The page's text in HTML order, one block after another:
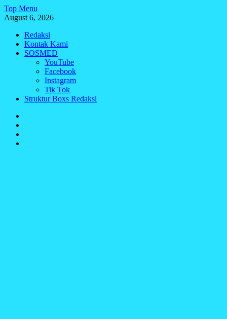
Skip
to
Top Menu
August 6, 2026
Redaksi
Kontak Kami
SOSMED
YouTube
Facebook
Instagram
Tik Tok
Struktur Boxs Redaksi